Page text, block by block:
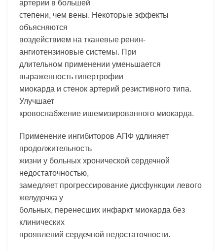
артерии в большей
степени, чем вены. Некоторые эффекты
объясняются
воздействием на тканевые ренин-
ангиотензиновые системы. При
длительном применении уменьшается
выраженность гипертрофии
миокарда и стенок артерий резистивного типа.
Улучшает
кровоснабжение ишемизированного миокарда.
Применение ингибиторов АПФ удлиняет
продолжительность
жизни у больных хронической сердечной
недостаточностью,
замедляет прогрессирование дисфункции левого
желудочка у
больных, перенесших инфаркт миокарда без
клинических
проявлений сердечной недостаточности.